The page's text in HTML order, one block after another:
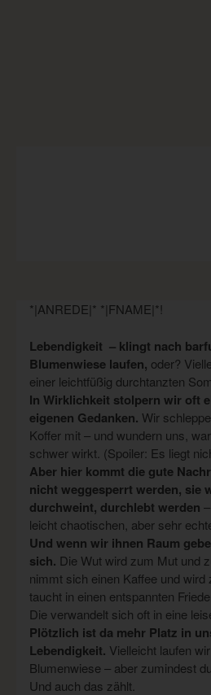
*|ANREDE|* *|FNAME|*!
Lebendigkeit – klingt nach
Blumenwiese laufen, oder?
einer leichtfüßig durchtanzten
In Wirklichkeit stolpern wir oft
eigenen Gedanken. Wir
Koffer mit – und wundern uns,
schwer wirkt. (Spoiler: Es liegt
Aber hier kommt die gute
nicht weggesperrt werden, sie
durchweint, durchlebt werden
leicht chaotischen, aber sehr
Und wenn wir ihnen Raum
sich. Die Wut wird zum Mut und
nimmt sich einen Kaffee und
taucht in einen entspannten
Die verwandelt sich oft in eine
Plötzlich ist da mehr Platz in
Lebendigkeit. Vielleicht laufen
Blumenwiese – aber zumindest
Und auch das zählt.